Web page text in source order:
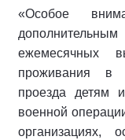
«Особое
ежемесячных
проживания в
проезда детям
военной
организациях,